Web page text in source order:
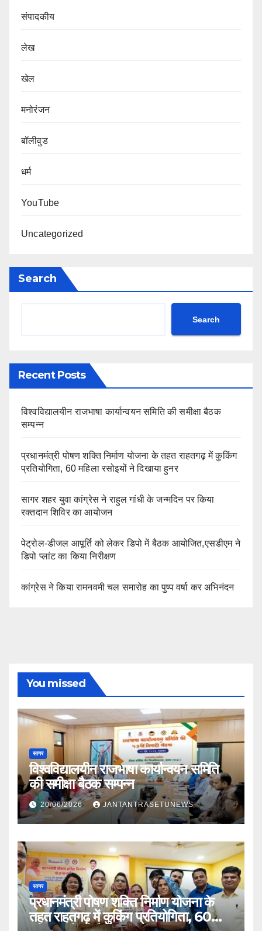
संपादकीय
लेख
खेल
मनोरंजन
बॉलीवुड
धर्म
YouTube
Uncategorized
Search
Search
Recent Posts
विश्वविद्यालयीन राजभाषा कार्यान्वयन समिति की समीक्षा बैठक
सम्पन्न
प्रधानमंत्री पोषण शक्ति निर्माण योजना के तहत राहतगढ़ में कुकिंग
प्रतियोगिता, 60 महिला रसोइयों ने दिखाया हुनर
सागर शहर युवा कांग्रेस ने राहुल गांधी के जन्मदिन पर किया
रक्तदान शिविर का आयोजन
पेट्रोल-डीजल आपूर्ति को लेकर डिपो में बैठक आयोजित,एसडीएम ने
डिपो प्लांट का किया निरीक्षण
कांग्रेस ने किया रामनवमी चल समारोह का पुष्प वर्षा कर अभिनंदन
You missed
सागर
विश्वविद्यालयीन राजभाषा कार्यान्वयन समिति
की समीक्षा बैठक सम्पन्न
20/06/2026 JANTANTRASETUNEWS
सागर
प्रधानमंत्री पोषण शक्ति निर्माण योजना के
तहत राहतगढ़ में कुकिंग प्रतियोगिता, 60